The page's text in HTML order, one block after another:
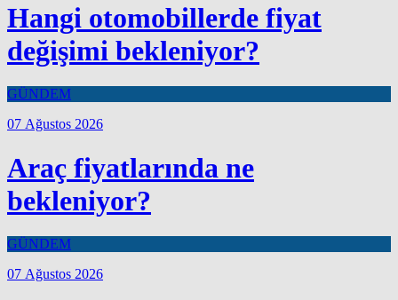
Hangi otomobillerde fiyat
değişimi bekleniyor?
GÜNDEM
07 Ağustos 2026
Araç fiyatlarında ne
bekleniyor?
GÜNDEM
07 Ağustos 2026